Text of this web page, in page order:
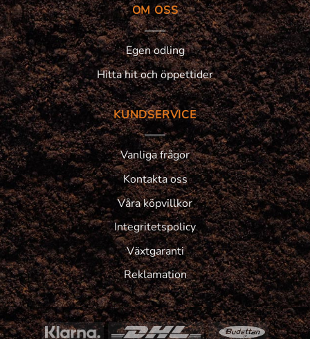
OM OSS
Egen odling
Hitta hit och öppettider
KUNDSERVICE
Vanliga frågor
Kontakta oss
Våra köpvillkor
Integritetspolicy
Växtgaranti
Reklamation